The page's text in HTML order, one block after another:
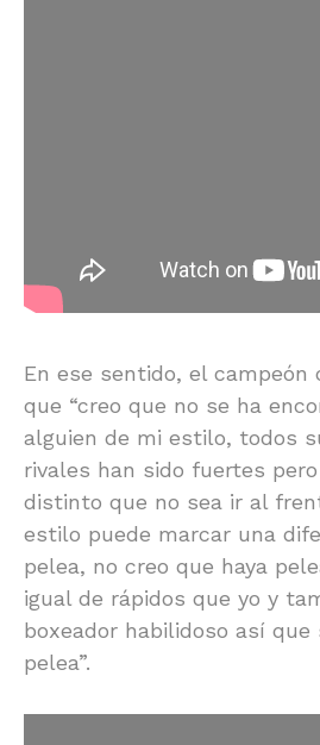
En ese sentido, el campeón
que “creo que no se ha
alguien de mi estilo, todos
rivales han sido fuertes
distinto que no sea ir al
estilo puede marcar una
pelea, no creo que haya
igual de rápidos que yo y
boxeador habilidoso así que
pelea”.